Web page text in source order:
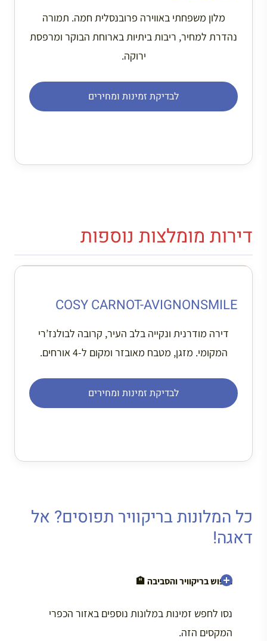
מלון משפחתי באווירה פרובנסלית חמה. תמורה
נהדרת למחיר, ריבות ביתיות בארוחת הבוקר ומרפסת
ירוקה.
לבדיקת זמינות ומחירים
דירות מומלצות נוספות
COSY CARNOT-AVIGNONSMILE
דירה מודרנית ונקייה בלב העיר, קרובה לבולנז’רי
המקומי. מזגן, מטבח מאובזר ומקום ל-4 אורחים.
לבדיקת זמינות ומחירים
כל המלונות בריקוויר תפוסים? אל
דאגה!
חיפוש בריקוויר והסביבה🏨
נסו לחפש זמינות במלונות נוספים באזור הכפרי
המקסים הזה.